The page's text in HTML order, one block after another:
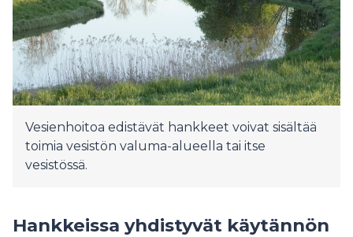
Vesienhoitoa edistävät hankkeet voivat sisältää
toimia vesistön valuma-alueella tai itse
vesistössä.
Hankkeissa yhdistyvät käytännön